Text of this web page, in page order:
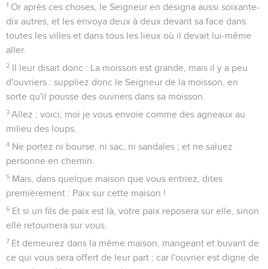
1 Or après ces choses, le Seigneur en désigna aussi soixante-
dix autres, et les envoya deux à deux devant sa face dans
toutes les villes et dans tous les lieux où il devait lui-même
aller.
2 Il leur disait donc : La moisson est grande, mais il y a peu
d'ouvriers : suppliez donc le Seigneur de la moisson, en
sorte qu'il pousse des ouvriers dans sa moisson.
3 Allez ; voici, moi je vous envoie comme des agneaux au
milieu des loups.
4 Ne portez ni bourse, ni sac, ni sandales ; et ne saluez
personne en chemin.
5 Mais, dans quelque maison que vous entriez, dites
premièrement : Paix sur cette maison !
6 Et si un fils de paix est là, votre paix reposera sur elle, sinon
elle retournera sur vous.
7 Et demeurez dans la même maison, mangeant et buvant de
ce qui vous sera offert de leur part ; car l'ouvrier est digne de